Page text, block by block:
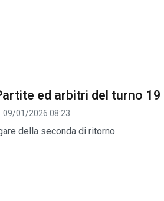
ed arbitri del turno 19
09/01/2026 08:23
della seconda di ritorno